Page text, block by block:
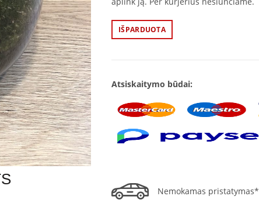
IŠPARDUOTA
Atsiskaitymo būdai:
Nemokamas pristatymas*